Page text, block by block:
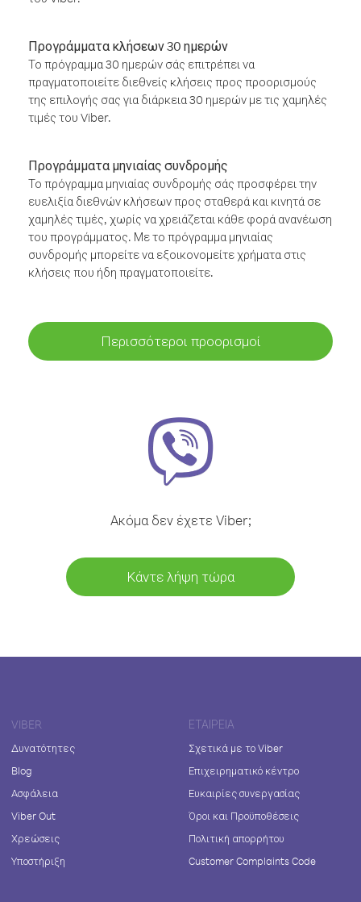
Προγράμματα κλήσεων 30 ημερών
Το πρόγραμμα 30 ημερών σάς επιτρέπει να
πραγματοποιείτε διεθνείς κλήσεις προς προορισμούς
της επιλογής σας για διάρκεια 30 ημερών με τις χαμηλές
τιμές του Viber.
Προγράμματα μηνιαίας συνδρομής
Το πρόγραμμα μηνιαίας συνδρομής σάς προσφέρει την
ευελιξία διεθνών κλήσεων προς σταθερά και κινητά σε
χαμηλές τιμές, χωρίς να χρειάζεται κάθε φορά ανανέωση
του προγράμματος. Με το πρόγραμμα μηνιαίας
συνδρομής μπορείτε να εξοικονομείτε χρήματα στις
κλήσεις που ήδη πραγματοποιείτε.
Περισσότεροι προορισμοί
Ακόμα δεν έχετε Viber;
Κάντε λήψη τώρα
VIBER
Δυνατότητες
Blog
Ασφάλεια
Viber Out
Χρεώσεις
Υποστήριξη
ΕΤΑΙΡΕΊΑ
Σχετικά με το Viber
Επιχειρηματικό κέντρο
Ευκαιρίες συνεργασίας
Όροι και Προϋποθέσεις
Πολιτική απορρήτου
Customer Complaints Code